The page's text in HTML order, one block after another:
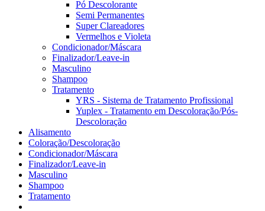
Pó Descolorante
Semi Permanentes
Super Clareadores
Vermelhos e Violeta
Condicionador/Máscara
Finalizador/Leave-in
Masculino
Shampoo
Tratamento
YRS - Sistema de Tratamento Profissional
Yuplex - Tratamento em Descoloração/Pós-
Descoloração
Alisamento
Coloração/Descoloração
Condicionador/Máscara
Finalizador/Leave-in
Masculino
Shampoo
Tratamento